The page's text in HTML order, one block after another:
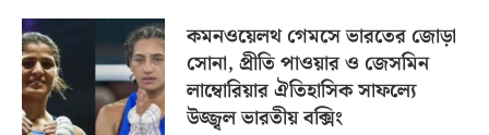
কমনওয়েলথ গেমসে ভারতের জোড়া
সোনা, প্রীতি পাওয়ার ও জেসমিন
লাম্বোরিয়ার ঐতিহাসিক সাফল্যে
উজ্জ্বল ভারতীয় বক্সিং